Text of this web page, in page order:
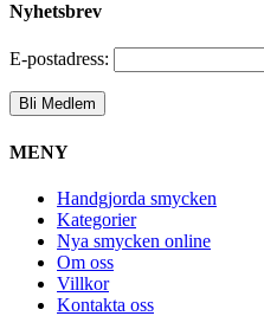
Nyhetsbrev
E-postadress:
MENY
Handgjorda smycken
Kategorier
Nya smycken online
Om oss
Villkor
Kontakta oss